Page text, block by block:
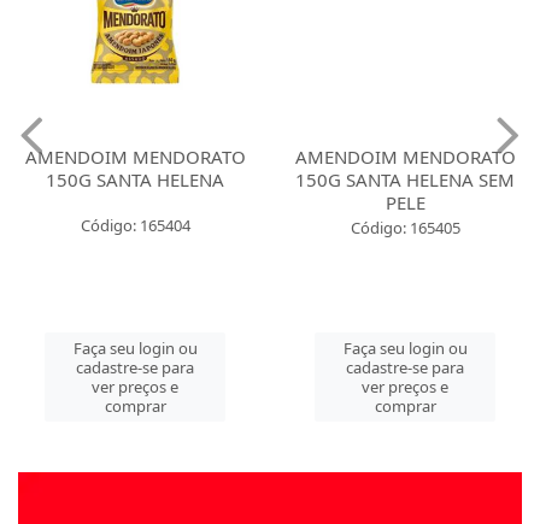
AMENDOIM MENDORATO
150G SANTA HELENA
Código: 165404
Faça seu login ou
cadastre-se para
ver preços e
comprar
AMENDOIM MENDORATO
150G SANTA HELENA SEM
PELE
Código: 165405
Faça seu login ou
cadastre-se para
ver preços e
comprar